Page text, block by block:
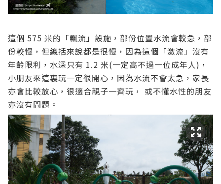
這個 575 米的「飄流」設施，部份位置水流會較急，部
份較慢，但總括來說都是很慢，因為這個「激流」沒有
年齡限利，水深只有 1.2 米(一定高不過一位成年人)，
小朋友來這裏玩一定很開心，因為水流不會太急，家長
亦會比較放心，很適合親子一齊玩， 或不懂水性的朋友
亦沒有問題。